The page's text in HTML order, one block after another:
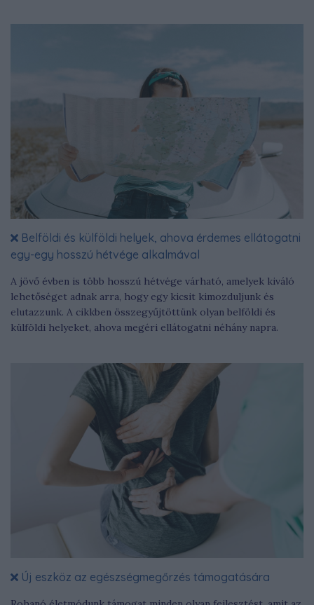
Belföldi és külföldi helyek, ahova érdemes ellátogatni
egy-egy hosszú hétvége alkalmával
A jövő évben is több hosszú hétvége várható, amelyek kiváló
lehetőséget adnak arra, hogy egy kicsit kimozduljunk és
elutazzunk. A cikkben összegyűjtöttünk olyan belföldi és
külföldi helyeket, ahova megéri ellátogatni néhány napra.
Új eszköz az egészségmegőrzés támogatására